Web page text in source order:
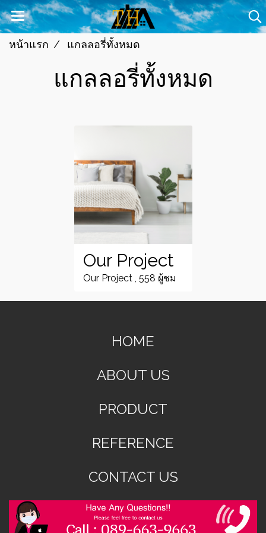
หน้าแรก แกลลอรี่ทั้งหมด
แกลลอรี่ทั้งหมด
Our Project
Our Project , 558 ผู้ชม
HOME
ABOUT US
PRODUCT
REFERENCE
CONTACT US